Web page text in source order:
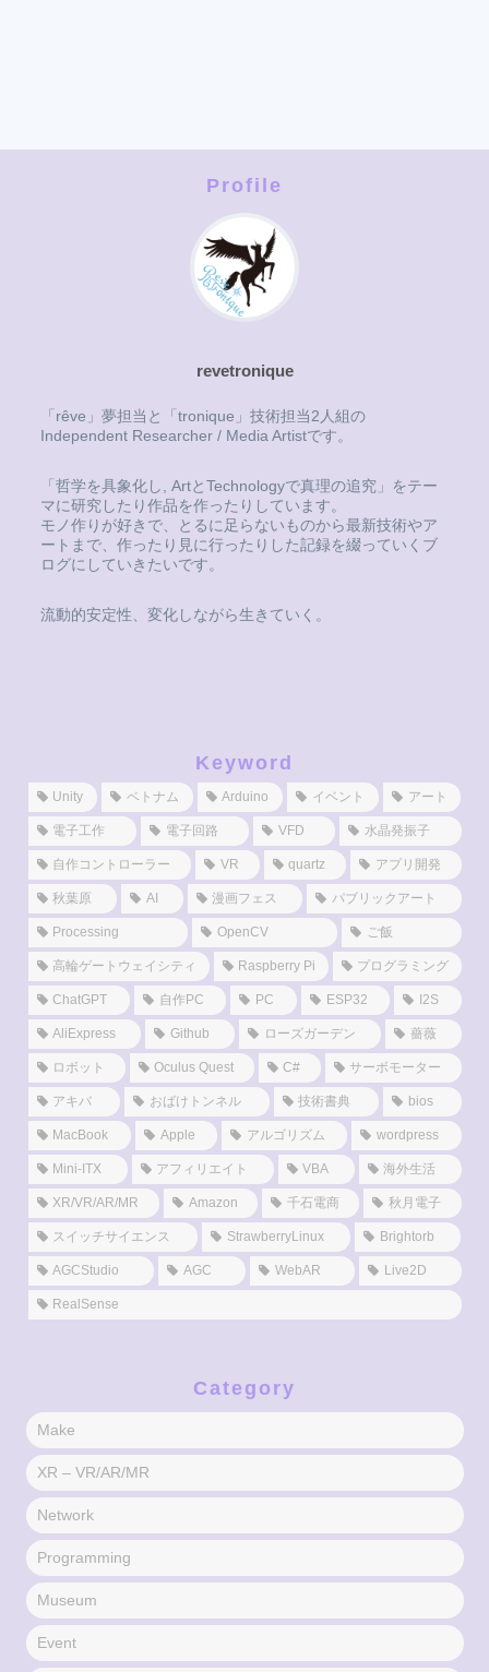
Profile
revetronique
「rêve」夢担当と「tronique」技術担当2人組の
Independent Researcher / Media Artistです。
「哲学を具象化し, ArtとTechnologyで真理の追究」をテー
マに研究したり作品を作ったりしています。
モノ作りが好きで、とるに足らないものから最新技術やア
ートまで、作ったり見に行ったりした記録を綴っていくブ
ログにしていきたいです。
流動的安定性、変化しながら生きていく。
Keyword
Unity ベトナム Arduino イベント アート
電子工作 電子回路 VFD 水晶発振子
自作コントローラー VR quartz アプリ開発
秋葉原 AI 漫画フェス パブリックアート
Processing OpenCV ご飯
高輪ゲートウェイシティ Raspberry Pi プログラミング
ChatGPT 自作PC PC ESP32 I2S
AliExpress Github ローズガーデン 薔薇
ロボット Oculus Quest C# サーボモーター
アキバ おばけトンネル 技術書典 bios
MacBook Apple アルゴリズム wordpress
Mini-ITX アフィリエイト VBA 海外生活
XR/VR/AR/MR Amazon 千石電商 秋月電子
スイッチサイエンス StrawberryLinux Brightorb
AGCStudio AGC WebAR Live2D
RealSense
Category
Make
XR – VR/AR/MR
Network
Programming
Museum
Event